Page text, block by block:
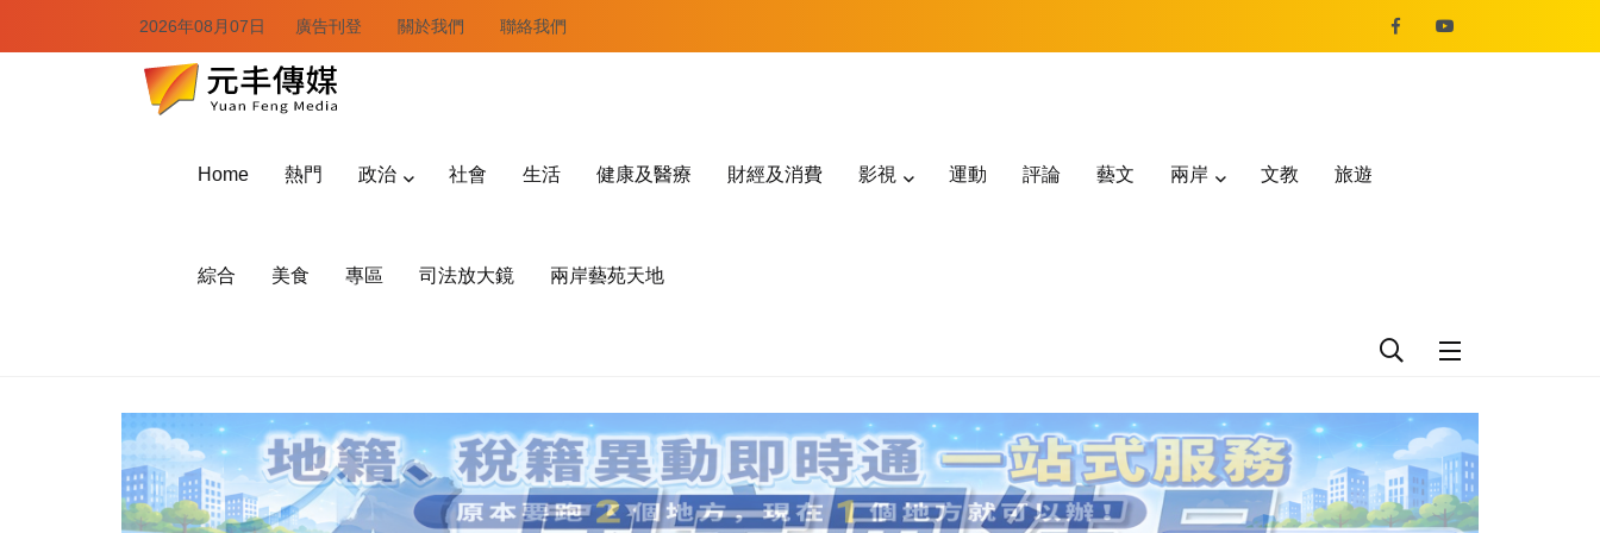
2026年08月07日 廣告刊登 關於我們 聯絡我們
Home 熱門 政治 社會 生活 健康及醫療 財經及消費 影視 運動 評論 藝文 兩岸 文教 旅遊
綜合 美食 專區 司法放大鏡 兩岸藝苑天地